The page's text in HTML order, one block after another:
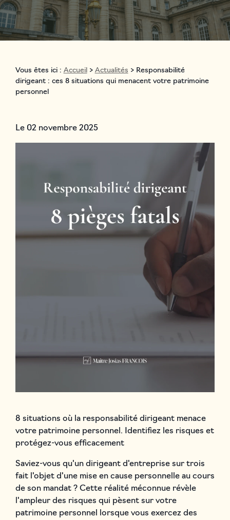
Vous êtes ici : Accueil> Actualités > Responsabilité
dirigeant : ces 8 situations qui menacent votre patrimoine
personnel
Le 02 novembre 2025
8 situations où la responsabilité dirigeant menace
votre patrimoine personnel. Identifiez les risques et
protégez-vous efficacement
Saviez-vous qu'un dirigeant d'entreprise sur trois
fait l'objet d'une mise en cause personnelle au cours
de son mandat ? Cette réalité méconnue révèle
l'ampleur des risques qui pèsent sur votre
patrimoine personnel lorsque vous exercez des